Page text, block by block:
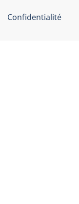
Confidentialité